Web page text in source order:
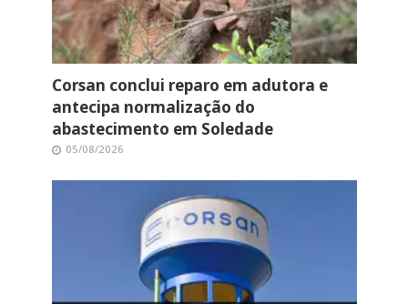
Corsan conclui reparo em adutora e
antecipa normalização do
abastecimento em Soledade
05/08/2026